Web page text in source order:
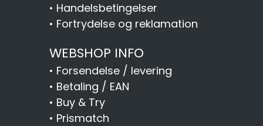
• Handelsbetingelser
• Fortrydelse og reklamation
WEBSHOP INFO
• Forsendelse / levering
• Betaling / EAN
• Buy & Try
• Prismatch